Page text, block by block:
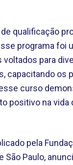
qualificação
programa foi
para
capacitando os
curso
positivo na vida
pela
Paulo,